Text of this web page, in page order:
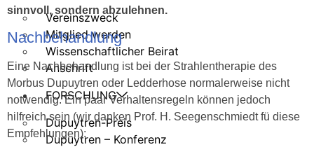
Vereinszweck
Mitglied werden
Wissenschaftlicher Beirat
Anschrift
FORSCHUNG
Dupuytren-Preis
Dupuytren – Konferenz
sinnvoll, sondern abzulehnen.
Nachbehandlung
Eine Nachbehandlung ist bei der Strahlentherapie des
Morbus Dupuytren oder Ledderhose normalerweise nicht
notwendig. Ein paar Verhaltensregeln können jedoch
hilfreich sein (wir danken Prof. H. Seegenschmiedt fü diese
Empfehlungen):